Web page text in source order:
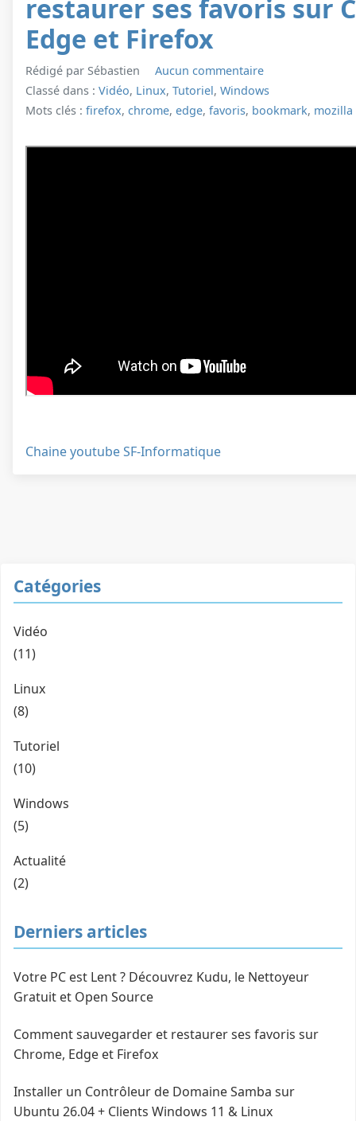
restaurer ses favoris sur
Edge et Firefox
Rédigé par Sébastien
Aucun commentaire
Classé dans : Vidéo, Linux, Tutoriel, Windows
Mots clés : firefox, chrome, edge, favoris, bookmark, mozilla
Chaine youtube SF-Informatique
Catégories
Vidéo
(11)
Linux
(8)
Tutoriel
(10)
Windows
(5)
Actualité
(2)
Derniers articles
Votre PC est Lent ? Découvrez Kudu, le Nettoyeur
Gratuit et Open Source
Comment sauvegarder et restaurer ses favoris sur
Chrome, Edge et Firefox
Installer un Contrôleur de Domaine Samba sur
Ubuntu 26.04 + Clients Windows 11 & Linux